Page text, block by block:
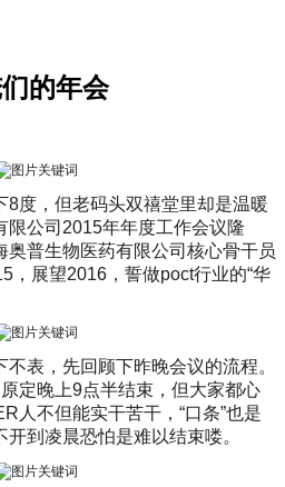
的年会
8度，但老码头双禧堂里却是温暖
限公司2015年年度工作会议隆
奥普生物医药有限公司核心骨干员
，展望2016，誓做poct行业的“华
表，先回顾下昨晚会议的流程。
定晚上9点半结束，但大家都心
人不但能实干苦干，“口条”也是
到凌晨恐怕是难以结束喽。